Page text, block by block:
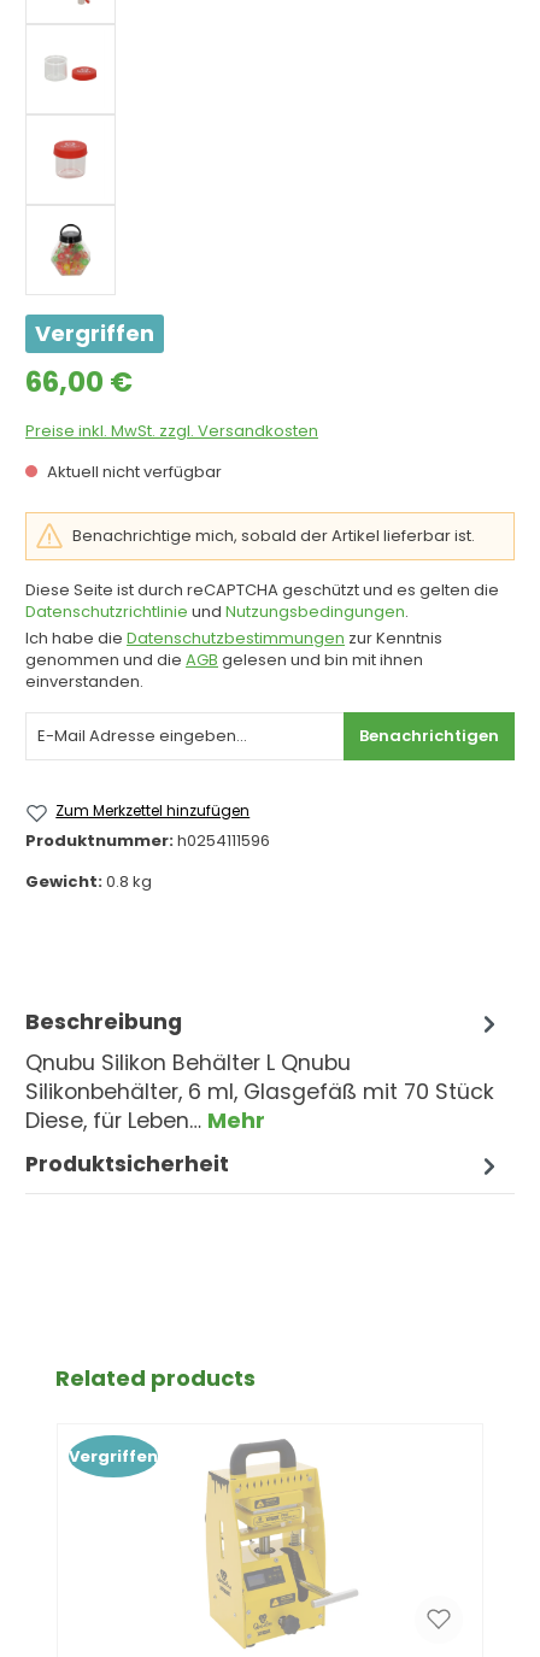
Vergriffen
Regulärer Preis:
66,00 €
Preise inkl. MwSt. zzgl. Versandkosten
Aktuell nicht verfügbar
Benachrichtige mich, sobald der Artikel lieferbar ist.
Diese Seite ist durch reCAPTCHA geschützt und es gelten die
Datenschutzrichtlinie und Nutzungsbedingungen.
Ich habe die Datenschutzbestimmungen zur Kenntnis
genommen und die AGB gelesen und bin mit ihnen
einverstanden.
Benachrichtigen
Zum Merkzettel hinzufügen
Produktnummer:h0254111596
Gewicht:0.8 kg
Beschreibung
Qnubu Silikon Behälter L Qnubu
Silikonbehälter, 6 ml, Glasgefäß mit 70 Stück
Diese, für Leben… Mehr
Produktsicherheit
Produktgalerie überspringen
Related products
Vergriffen